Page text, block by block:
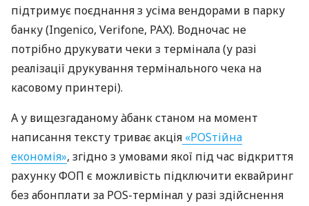
підтримує поєднання з усіма вендорами в парку
банку (Ingenico, Verifone, PAX). Водночас не
потрібно друкувати чеки з термінала (у разі
реалізації друкування термінального чека на
касовому принтері).
А у вищезгаданому àбанк станом на момент
написання тексту триває акція «POSтійна
економія», згідно з умовами якої під час відкриття
рахунку ФОП є можливість підключити еквайринг
без абонплати за POS-термінал у разі здійснення